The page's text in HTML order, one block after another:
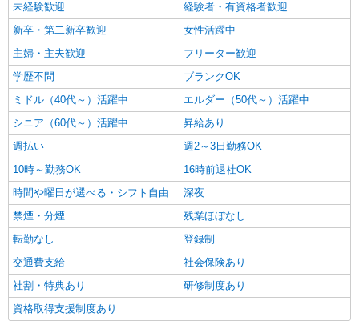
善は急げ≫≫≫履歴書不要＆面接なし！駅チカ
病院で看護助手急募
時給1550円〜2187円 ＜日払い有/週払い有/交
通費全支給(ガソリン代含む)＞
福井市内 最寄り駅：越前花堂
キープ 詳細を見る
派遣社員
株式会社kotrio /●KY-H-1991224
≪日払いOK！≫病院の看護助手＊即日勤務も
可能♪
時給1550円〜2187円 ＜日払い有/週払い有/交
通費全支給(ガソリン代含む)＞
福井市内｜最寄り駅：福井
詳細を見る
未経験歓迎
経験者・有資格者歓迎
新卒・第二新卒歓迎
女性活躍中
主婦・主夫歓迎
フリーター歓迎
学歴不問
ブランクOK
ミドル（40代～）活躍中
エルダー（50代～）活躍中
シニア（60代～）活躍中
昇給あり
週払い
週2～3日勤務OK
10時～勤務OK
16時前退社OK
時間や曜日が選べる・シフト自由
深夜
禁煙・分煙
残業ほぼなし
転勤なし
登録制
交通費支給
社会保険あり
社割・特典あり
研修制度あり
資格取得支援制度あり